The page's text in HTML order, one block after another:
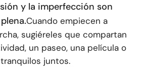
y la imperfección son
Cuando empiecen a
sugiéreles que compartan
un paseo, una película o
juntos.